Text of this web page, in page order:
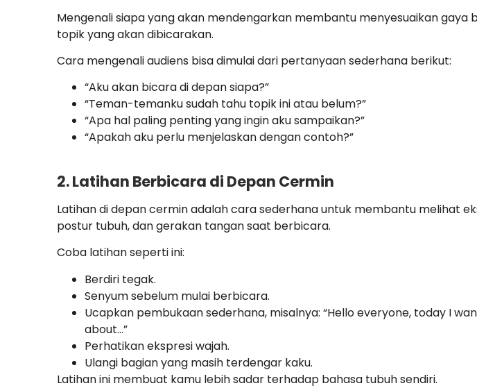
Mengenali siapa yang akan mendengarkan membantu menyesuaikan gaya
topik yang akan dibicarakan.
Cara mengenali audiens bisa dimulai dari pertanyaan sederhana berikut:
“Aku akan bicara di depan siapa?”
“Teman-temanku sudah tahu topik ini atau belum?”
“Apa hal paling penting yang ingin aku sampaikan?”
“Apakah aku perlu menjelaskan dengan contoh?”
2. Latihan Berbicara di Depan Cermin
Latihan di depan cermin adalah cara sederhana untuk membantu melihat
postur tubuh, dan gerakan tangan saat berbicara.
Coba latihan seperti ini:
Berdiri tegak.
Senyum sebelum mulai berbicara.
Ucapkan pembukaan sederhana, misalnya: “Hello everyone, today I
about…”
Perhatikan ekspresi wajah.
Ulangi bagian yang masih terdengar kaku.
Latihan ini membuat kamu lebih sadar terhadap bahasa tubuh sendiri.